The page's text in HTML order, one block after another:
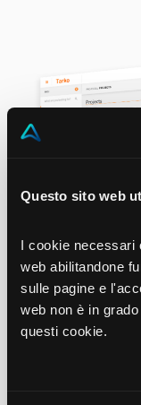
Questo sito web
I cookie necessari
web abilitandone
sulle pagine e
web non è in
questi cookie.